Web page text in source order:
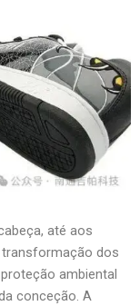
até aos
dos
ambiental
conceção. A